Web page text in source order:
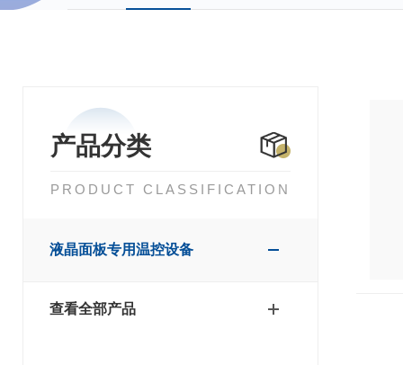
产品分类
PRODUCT CLASSIFICATION
液晶面板专用温控设备
查看全部产品